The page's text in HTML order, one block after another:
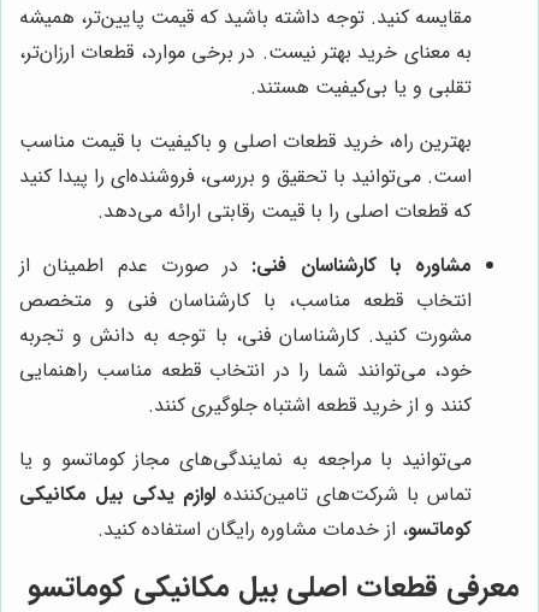
مقایسه کنید. توجه داشته باشید که قیمت پایین‌تر، همیشه
به معنای خرید بهتر نیست. در برخی موارد، قطعات ارزان‌تر،
تقلبی و یا بی‌کیفیت هستند.
بهترین راه، خرید قطعات اصلی و باکیفیت با قیمت مناسب
است. می‌توانید با تحقیق و بررسی، فروشنده‌ای را پیدا کنید
که قطعات اصلی را با قیمت رقابتی ارائه می‌دهد.
مشاوره با کارشناسان فنی: در صورت عدم اطمینان از
انتخاب قطعه مناسب، با کارشناسان فنی و متخصص
مشورت کنید. کارشناسان فنی، با توجه به دانش و تجربه
خود، می‌توانند شما را در انتخاب قطعه مناسب راهنمایی
کنند و از خرید قطعه اشتباه جلوگیری کنند.
می‌توانید با مراجعه به نمایندگی‌های مجاز کوماتسو و یا
تماس با شرکت‌های تامین‌کننده لوازم یدکی بیل مکانیکی
کوماتسو، از خدمات مشاوره رایگان استفاده کنید.
معرفی قطعات اصلی بیل مکانیکی کوماتسو